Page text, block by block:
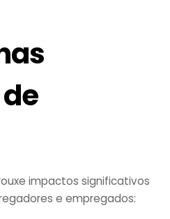
impactos significativos
e empregados: